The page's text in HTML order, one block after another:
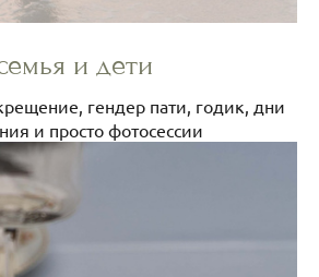
и дети
гендер пати, годик, дни
и просто фотосессии